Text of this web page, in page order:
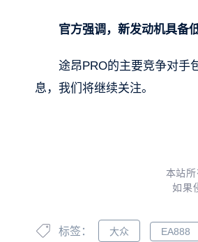
官方强调，新发动机具备
途昂PRO的主要竞争对手
息，我们将继续关注。
本站
如果
标签： 大众 EA888